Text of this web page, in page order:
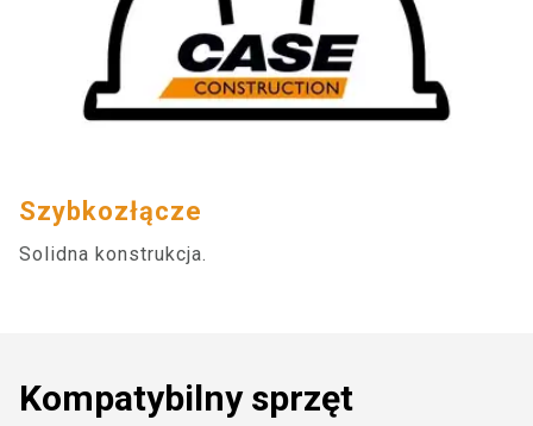
Znajdź dealera
Polska
myCASEConstruction
Szybkozłącze
Solidna konstrukcja.
Kompatybilny sprzęt